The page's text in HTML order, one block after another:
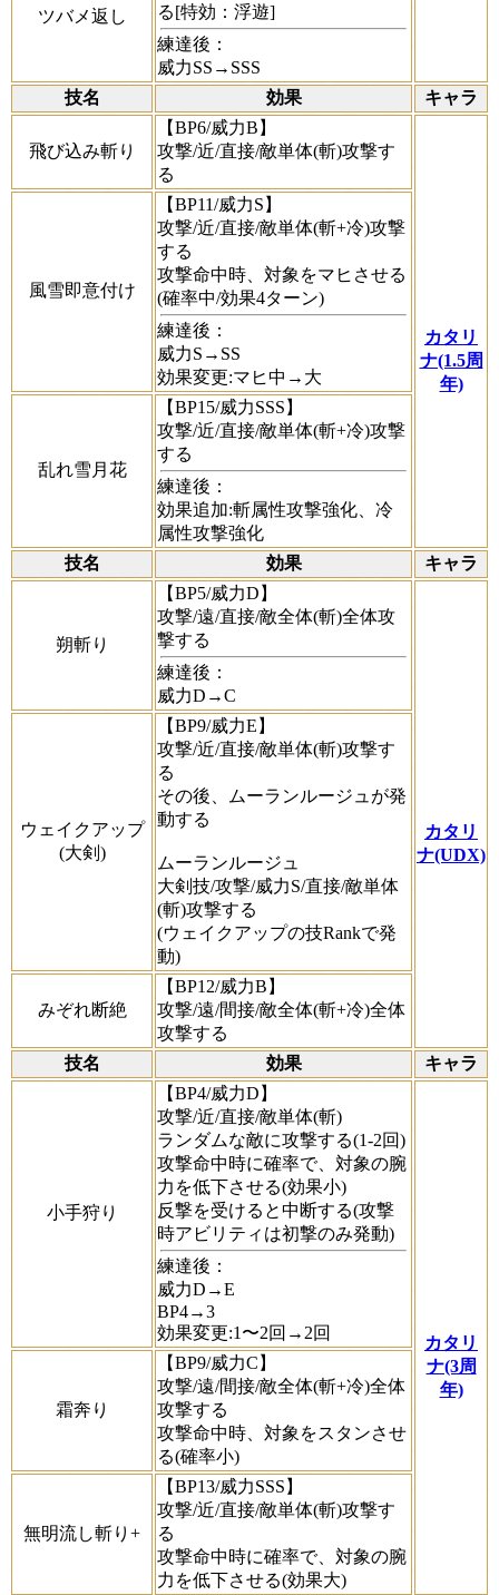
ツバメ返し
る[特効：浮遊]
練達後：
威力SS→SSS
技名
効果 キャラ
飛び込み斬り
【BP6/威力B】
攻撃/近/直接/敵単体(斬)攻撃す
る
カタリ
ナ(1.5周
年)
風雪即意付け
【BP11/威力S】
攻撃/近/直接/敵単体(斬+冷)攻撃
する
攻撃命中時、対象をマヒさせる
(確率中/効果4ターン)
練達後：
威力S→SS
効果変更:マヒ中→大
乱れ雪月花
【BP15/威力SSS】
攻撃/近/直接/敵単体(斬+冷)攻撃
する
練達後：
効果追加:斬属性攻撃強化、冷
属性攻撃強化
技名
効果 キャラ
朔斬り
【BP5/威力D】
攻撃/遠/直接/敵全体(斬)全体攻
撃する
練達後：
威力D→C
カタリ
ナ(UDX)
ウェイクアップ
(大剣)
【BP9/威力E】
攻撃/近/直接/敵単体(斬)攻撃す
る
その後、ムーランルージュが発
動する
ムーランルージュ
大剣技/攻撃/威力S/直接/敵単体
(斬)攻撃する
(ウェイクアップの技Rankで発
動)
みぞれ断絶
【BP12/威力B】
攻撃/遠/間接/敵全体(斬+冷)全体
攻撃する
技名
効果 キャラ
小手狩り
【BP4/威力D】
攻撃/近/直接/敵単体(斬)
ランダムな敵に攻撃する(1-2回)
攻撃命中時に確率で、対象の腕
力を低下させる(効果小)
反撃を受けると中断する(攻撃
時アビリティは初撃のみ発動)
練達後：
威力D→E
BP4→3
効果変更:1〜2回→2回
カタリ
ナ(3周
年)
霜奔り
【BP9/威力C】
攻撃/遠/間接/敵全体(斬+冷)全体
攻撃する
攻撃命中時、対象をスタンさせ
る(確率小)
無明流し斬り+
【BP13/威力SSS】
攻撃/近/直接/敵単体(斬)攻撃す
る
攻撃命中時に確率で、対象の腕
力を低下させる(効果大)